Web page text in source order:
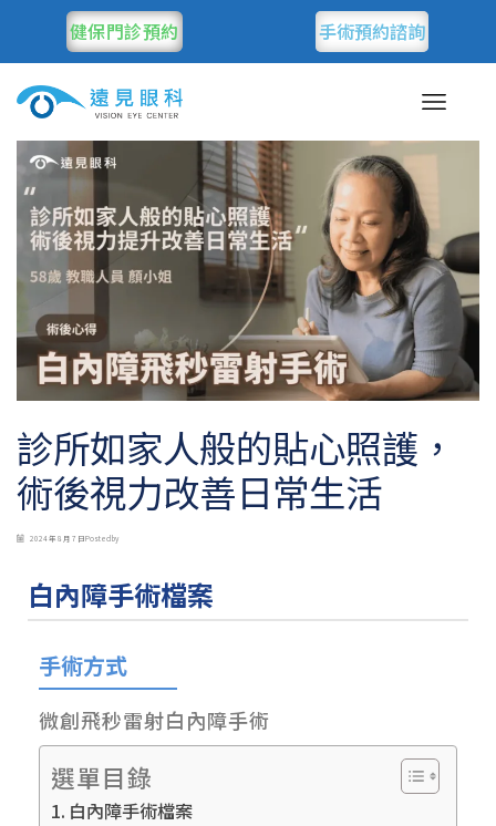
健保門診預約 手術預約諮詢
診所如家人般的貼心照護，
術後視力改善日常生活
2024 年 8 月 7 日Posted by
白內障手術檔案
手術方式
微創飛秒雷射白內障手術
選單目錄
白內障手術檔案